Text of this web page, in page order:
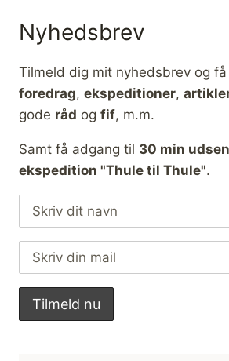
Nyhedsbrev
Tilmeld dig mit nyhedsbrev og
foredrag, ekspeditioner,
gode råd og fif, m.m.
Samt få adgang til 30 min
ekspedition "Thule til Thule".